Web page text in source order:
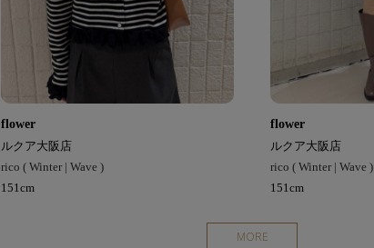
flower
ルクア大阪店
rico ( Winter | Wave )
151cm
flower
ルクア大阪店
rico ( Winter | Wave )
151cm
MORE